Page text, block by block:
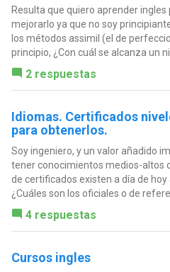
Resulta que quiero aprender
mejorarlo ya que no soy
los métodos assimil (el de
principio, ¿Con cuál se alcanza un
2 respuestas
Idiomas. Certificados
para obtenerlos.
Soy ingeniero, y un valor añadido
tener conocimientos medios-altos
de certificados existen a día de
¿Cuáles son los oficiales o de
4 respuestas
Cursos ingles